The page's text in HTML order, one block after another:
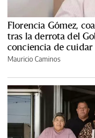
Florencia Gómez,
tras la derrota del
conciencia de
Mauricio Caminos